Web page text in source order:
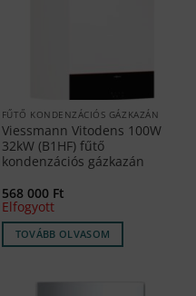
FŰTŐ KONDENZÁCIÓS GÁZKAZÁN
Viessmann Vitodens 100W
32kW (B1HF) fűtő
kondenzációs gázkazán
568 000 Ft
Elfogyott
TOVÁBB OLVASOM